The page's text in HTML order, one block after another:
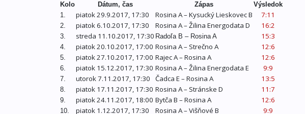
Kolo Dátum, čas Zápas
Výsledok
1.
piatok 29.9.2017, 17:30 Rosina A – Kysucký Lieskovec B 7:11
2. piatok 6.10.2017, 17:30 Rosina A – Žilina Energodata D 16:2
3. streda 11.10.2017, 17:30 Radoľa B – Rosina A 15:3
4. piatok 20.10.2017, 17:00 Rosina A – Strečno A 12:6
5. piatok 27.10.2017, 17:00 Rajec A – Rosina A 12:6
6. piatok 15.12.2017, 17:30 Rosina A – Žilina Energodata E 9:9
7. utorok 7.11.2017, 17:30 Čadca E – Rosina A 13:5
8. piatok 17.11.2017, 17:30 Rosina A – Stránske D 11:7
9. piatok 24.11.2017, 18:00 Bytča B – Rosina A 12:6
10. piatok 1.12.2017, 17:30 Rosina A – Višňové B 9:9